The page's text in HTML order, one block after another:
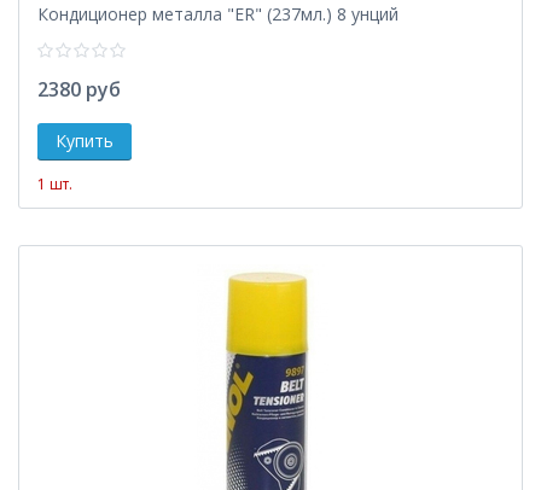
Кондиционер металла "ER" (237мл.) 8 унций
2380 руб
1 шт.